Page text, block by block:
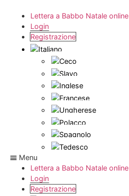
Lettera a Babbo Natale online
Login
Registrazione
Menu
Lettera a Babbo Natale online
Login
Registrazione